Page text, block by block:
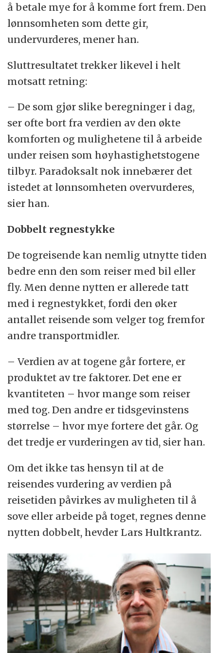
å betale mye for å komme fort frem. Den
lønnsomheten som dette gir,
undervurderes, mener han.
Sluttresultatet trekker likevel i helt
motsatt retning:
– De som gjør slike beregninger i dag,
ser ofte bort fra verdien av den økte
komforten og mulighetene til å arbeide
under reisen som høyhastighetstogene
tilbyr. Paradoksalt nok innebærer det
istedet at lønnsomheten overvurderes,
sier han.
Dobbelt regnestykke
De togreisende kan nemlig utnytte tiden
bedre enn den som reiser med bil eller
fly. Men denne nytten er allerede tatt
med i regnestykket, fordi den øker
antallet reisende som velger tog fremfor
andre transportmidler.
– Verdien av at togene går fortere, er
produktet av tre faktorer. Det ene er
kvantiteten – hvor mange som reiser
med tog. Den andre er tidsgevinstens
størrelse – hvor mye fortere det går. Og
det tredje er vurderingen av tid, sier han.
Om det ikke tas hensyn til at de
reisendes vurdering av verdien på
reisetiden påvirkes av muligheten til å
sove eller arbeide på toget, regnes denne
nytten dobbelt, hevder Lars Hultkrantz.